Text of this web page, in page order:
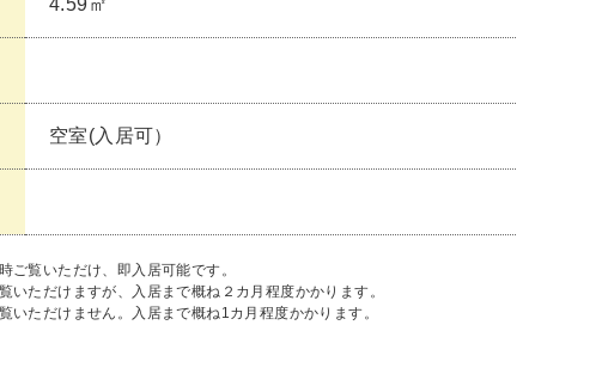
4.59㎡
空室(入居可）
ご覧いただけ、即入居可能です。
いただけますが、入居まで概ね２カ月程度かかります。
いただけません。入居まで概ね1カ月程度かかります。